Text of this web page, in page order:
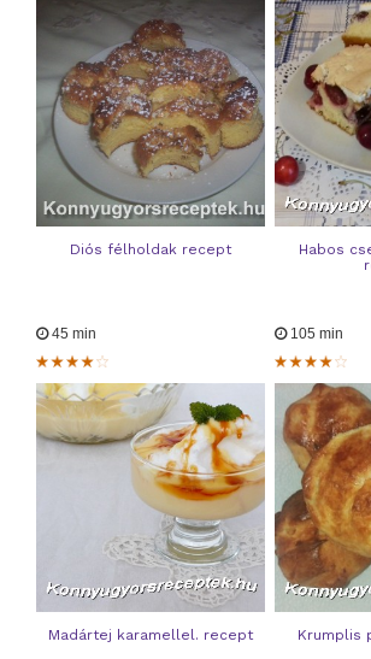
Diós félholdak recept
Habos
45 min
Madártej karamellel. recept
105 min
Krumplis